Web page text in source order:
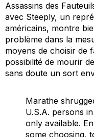
Assassins des
avec Steeply, un
américains, montre
problème dans la
moyens de choisir de
possibilité de mourir
sans doute un sort
Marathe
U.S.A. persons
only available.
some choosing,